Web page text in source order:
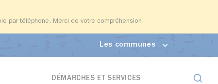
par téléphone. Merci de votre compréhension.
Les communes
DÉMARCHES ET SERVICES